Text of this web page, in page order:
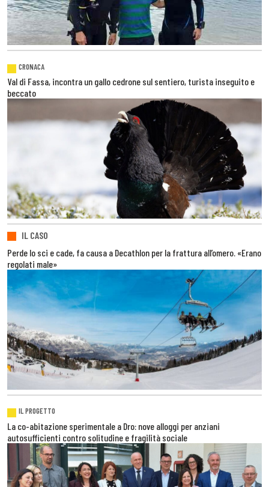
CRONACA
Val di Fassa, incontra un gallo cedrone sul sentiero, turista inseguito e
beccato
IL CASO
Perde lo sci e cade, fa causa a Decathlon per la frattura all’omero. «Erano
regolati male»
IL PROGETTO
La co-abitazione sperimentale a Dro: nove alloggi per anziani
autosufficienti contro solitudine e fragilità sociale